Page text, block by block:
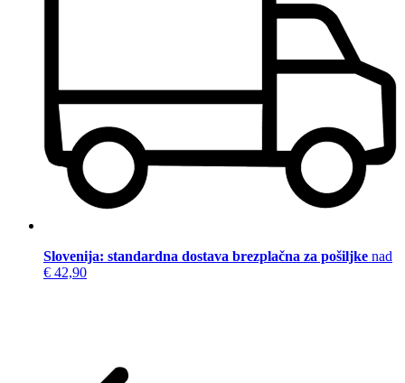
Slovenija: standardna dostava brezplačna za pošiljke nad
€ 42,90